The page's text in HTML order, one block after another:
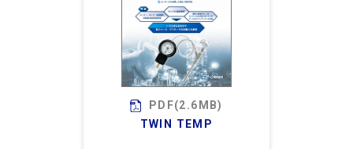
PDF(2.6MB)
TWIN TEMP